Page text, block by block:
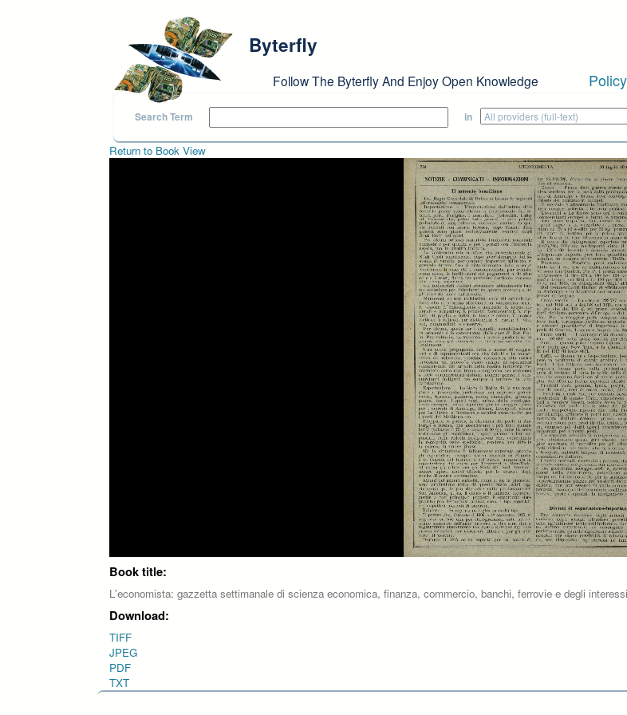
Byterfly
Follow The Byterfly And Enjoy Open Knowledge Policy
Search Term in
Return to Book View
Book title:
L'economista: gazzetta settimanale di scienza economica, finanza, commercio, banchi, ferrovie e degli
Download:
TIFF
JPEG
PDF
TXT